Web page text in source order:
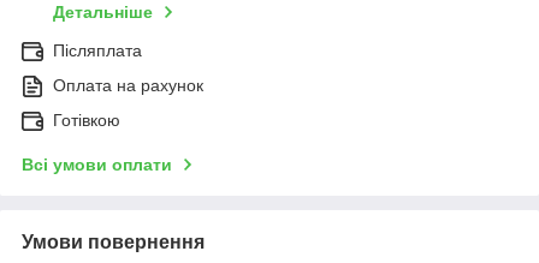
Детальніше
Післяплата
Оплата на рахунок
Готівкою
Всі умови оплати
Умови повернення